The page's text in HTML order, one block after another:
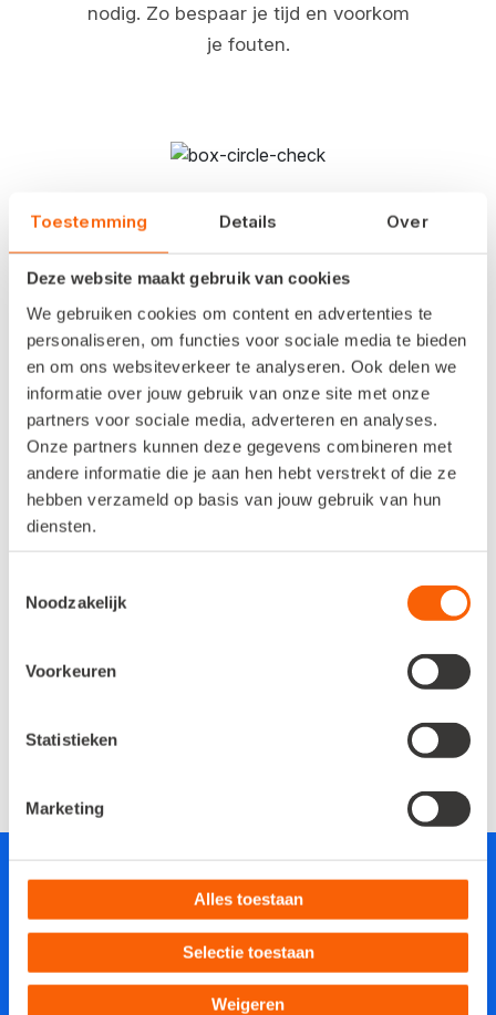
Toestemming Details Over
Deze website maakt gebruik van cookies
We gebruiken cookies om content en advertenties te
personaliseren, om functies voor sociale media te bieden
en om ons websiteverkeer te analyseren. Ook delen we
informatie over jouw gebruik van onze site met onze
partners voor sociale media, adverteren en analyses.
Onze partners kunnen deze gegevens combineren met
andere informatie die je aan hen hebt verstrekt of die ze
hebben verzameld op basis van jouw gebruik van hun
diensten.
Noodzakelijk
Voorkeuren
Statistieken
Marketing
Alles toestaan
Selectie toestaan
Weigeren
nodig. Zo bespaar je tijd en voorkom
je fouten.
In elk systeem dezelfde voorraad
Grijp niet meer mis. Via de uitbreiding
aan de voorraad in je Snelstart-
administratie.
Betere service voor je klant
naar je klant. Hiermee verhoog je je